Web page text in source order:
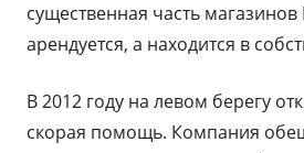
существенная часть магазинов
арендуется, а находится в
В 2012 году на левом берегу
скорая помощь. Компания